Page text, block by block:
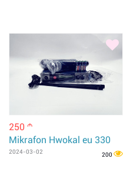
250 m
Mikrafon Hwokal eu 330
2024-03-02 200